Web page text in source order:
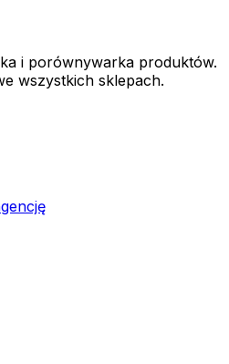
i porównywarka produktów.
wszystkich sklepach.